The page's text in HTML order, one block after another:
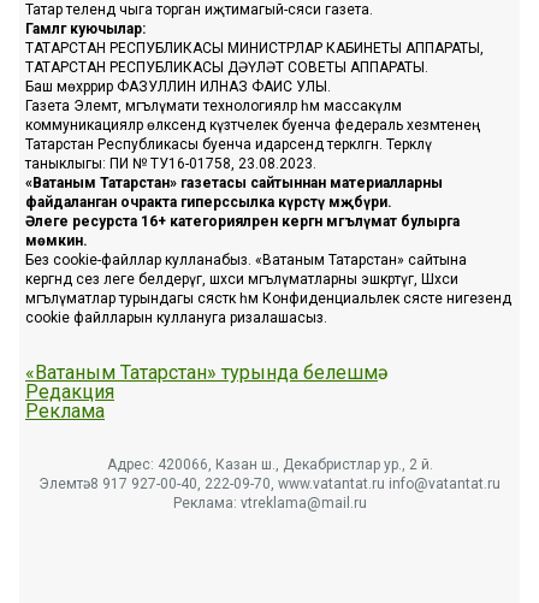
Татар телендә чыга торган иҗтимагый-сәяси газета.
Гамәлгә куючылар:
ТАТАРСТАН РЕСПУБЛИКАСЫ МИНИСТРЛАР КАБИНЕТЫ АППАРАТЫ,
ТАТАРСТАН РЕСПУБЛИКАСЫ ДӘҮЛӘТ СОВЕТЫ АППАРАТЫ.
Баш мөхәррир ФАЗУЛЛИН ИЛНАЗ ФАИС УЛЫ.
Газета Элемтә, мәгълүмати технологияләр һәм массакүләм
коммуникацияләр өлкәсендә күзәтчелек буенча федераль хезмәтенең
Татарстан Республикасы буенча идарәсендә теркәлгән. Теркәлү
таныклыгы: ПИ № ТУ16-01758, 23.08.2023.
«Ватаным Татарстан» газетасы сайтыннан материалларны
файдаланган очракта гиперссылка күрсәтү мәҗбүри.
Әлеге ресурста 16+ категорияләренә кергән мәгълүмат булырга
мөмкин.
Без cookie-файллар кулланабыз. «Ватаным Татарстан» сайтына
кергәндә сез әлеге белдерүгә, шәхси мәгълүматларны эшкәртүгә, Шәхси
мәгълүматлар турындагы сәясәткә һәм Конфиденциальлек сәясәте нигезендә
cookie файлларын куллануга ризалашасыз.
«Ватаным Татарстан» турында белешмә
Редакция
Реклама
Адрес: 420066, Казан ш., Декабристлар ур., 2 й.
Элемтә: 8 917 927-00-40, 222-09-70, www.vatantat.ru info@vatantat.ru
Реклама: vtreklama@mail.ru